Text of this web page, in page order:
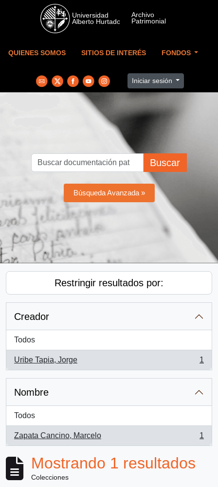
Skip to main content
QUIENES SOMOS SITIOS DE INTERÉS FONDOS
Iniciar sesión
Buscar
Búsqueda Avanzada »
Restringir resultados por:
Creador
Todos
Uribe Tapia, Jorge
, 1 resultados
1
Nombre
Todos
Zapata Cancino, Marcelo
, 1 resultados
1
Mostrando 1 resultados
Colecciones